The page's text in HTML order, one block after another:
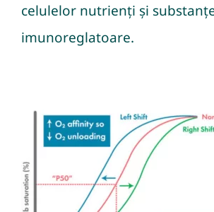
celulelor nutrienți și
imunoreglatoare.